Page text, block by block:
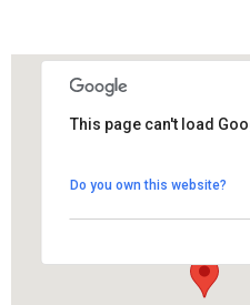
Plaça Cal Figueres 1 -
View Events
This page can't load
Do you own this website?